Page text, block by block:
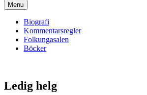
Menu
Biografi
Kommentarsregler
Folkungasalen
Böcker
Ledig helg